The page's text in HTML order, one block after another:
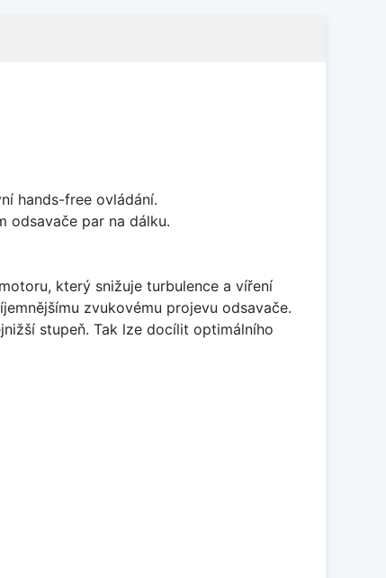
hands-free ovládání.
odsavače par na dálku.
který snižuje turbulence a víření
zvukovému projevu odsavače.
stupeň. Tak lze docílit optimálního